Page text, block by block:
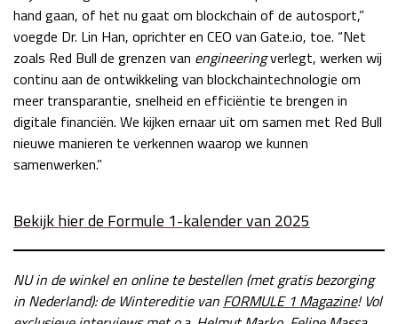
hand gaan, of het nu gaat om blockchain of de autosport,”
voegde Dr. Lin Han, oprichter en CEO van Gate.io, toe. “Net
zoals Red Bull de grenzen van engineeringverlegt, werken wij
continu aan de ontwikkeling van blockchaintechnologie om
meer transparantie, snelheid en efficiëntie te brengen in
digitale financiën. We kijken ernaar uit om samen met Red Bull
nieuwe manieren te verkennen waarop we kunnen
samenwerken.”
Bekijk hier de Formule 1-kalender van 2025
NU in de winkel en online te bestellen (met gratis bezorging
in Nederland): de Wintereditie van FORMULE 1 Magazine! Vol